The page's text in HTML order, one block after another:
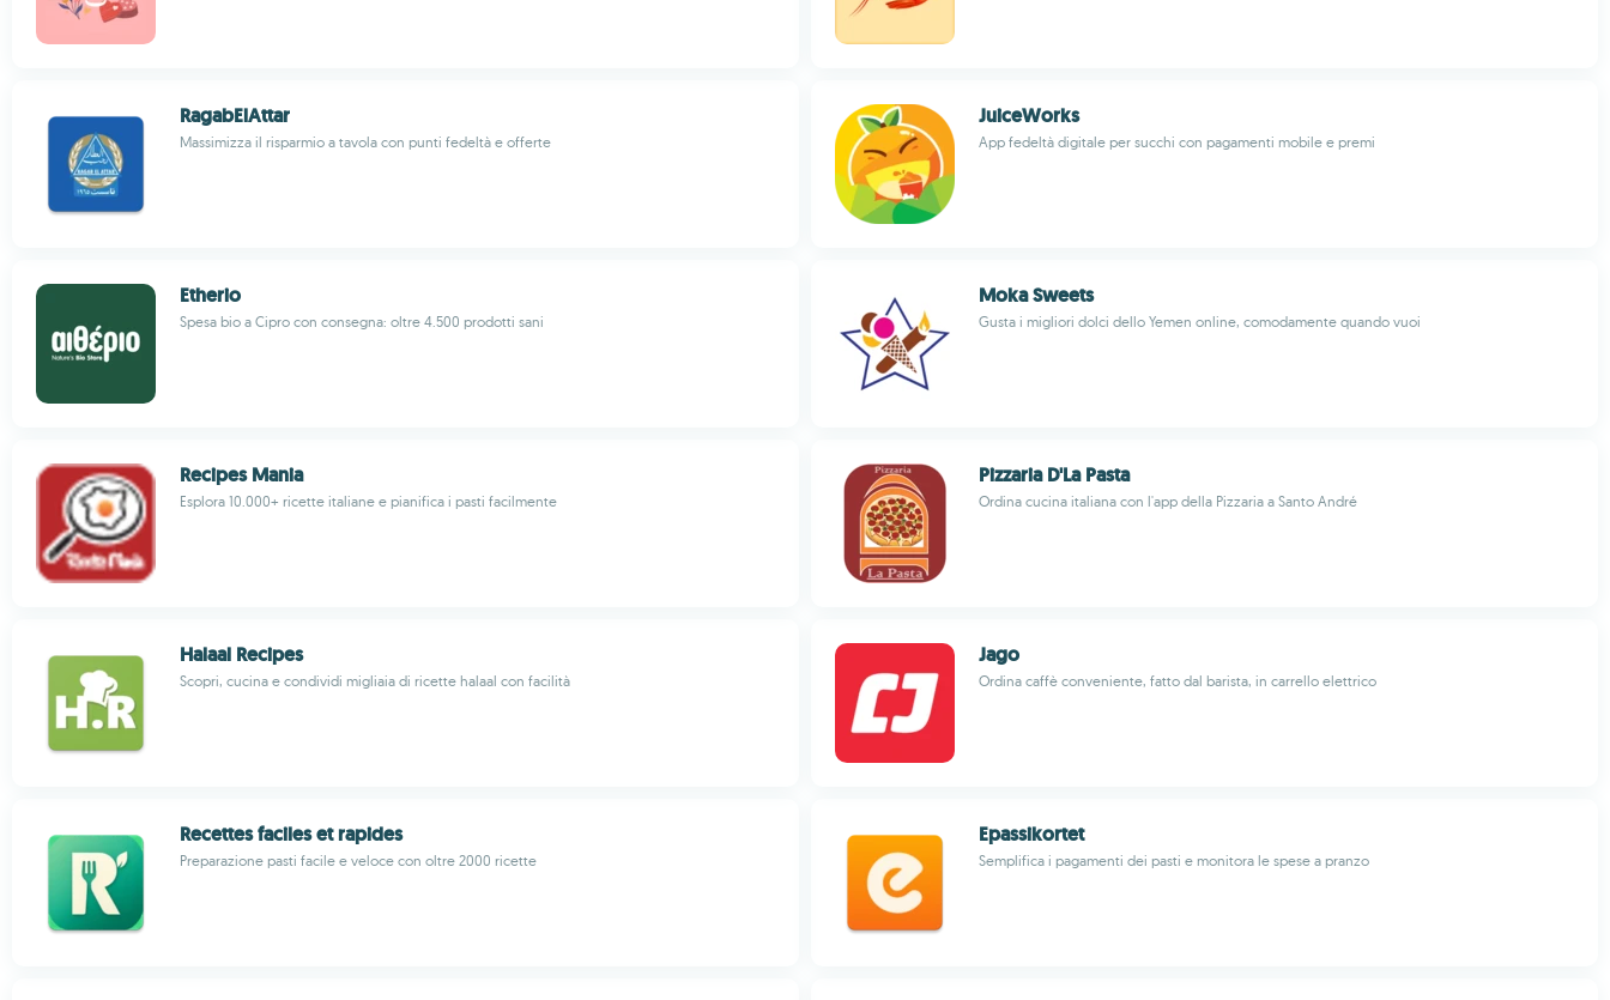
RagabElAttar
Massimizza il risparmio a tavola con punti fedeltà e offerte
JuiceWorks
App fedeltà digitale per succhi con pagamenti mobile e premi
Etherio
Spesa bio a Cipro con consegna: oltre 4.500 prodotti sani
Moka Sweets
Gusta i migliori dolci dello Yemen online, comodamente quando vuoi
Recipes Mania
Esplora 10.000+ ricette italiane e pianifica i pasti facilmente
Pizzaria D'La Pasta
Ordina cucina italiana con l'app della Pizzaria a Santo André
Halaal Recipes
Scopri, cucina e condividi migliaia di ricette halaal con facilità
Jago
Ordina caffè conveniente, fatto dal barista, in carrello elettrico
Recettes faciles et rapides
Preparazione pasti facile e veloce con oltre 2000 ricette
Epassikortet
Semplifica i pagamenti dei pasti e monitora le spese a pranzo